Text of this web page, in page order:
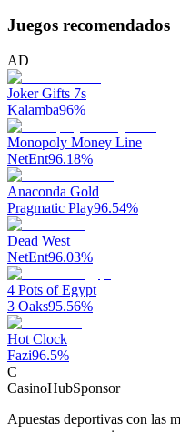
Juegos recomendados
AD
Joker Gifts 7s
Kalamba96%
Monopoly Money Line
NetEnt96.18%
Anaconda Gold
Pragmatic Play96.54%
Dead West
NetEnt96.03%
4 Pots of Egypt
3 Oaks95.56%
Hot Clock
Fazi96.5%
C
CasinoHubSponsor
Apuestas deportivas con las